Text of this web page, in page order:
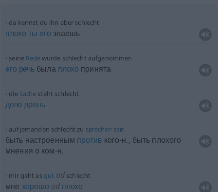
da kennst du ihn aber schlecht
плохо ты его знаешь
seine Redewurde schlecht aufgenommen
его речь была плохо принята
die Sache steht schlecht
дело дрянь
auf jemanden schlecht zu sprechen sein
быть настроенным против кого-н., быть плохого
мнения о ком-н.
mir geht es gut odschlecht
мне хорошо odплохо